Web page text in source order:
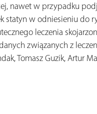
nawet w przypadku
w odniesieniu do
leczenia
związanych z
Tomasz Guzik, Artur